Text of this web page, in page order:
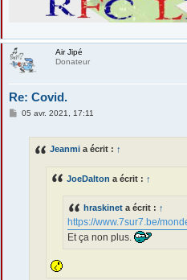
Air Jipé
Donateur
Re: Covid.
M05 avr. 2021, 17:11
Jeanmi a écrit : ↑
JoeDalton a écrit : ↑
hraskinet a écrit : ↑
https://www.7sur7.be/
Et ça non plus.